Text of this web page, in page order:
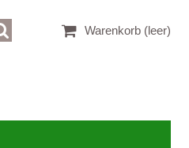
Warenkorb (leer)